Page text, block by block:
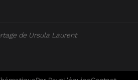
de Ursula Laurent